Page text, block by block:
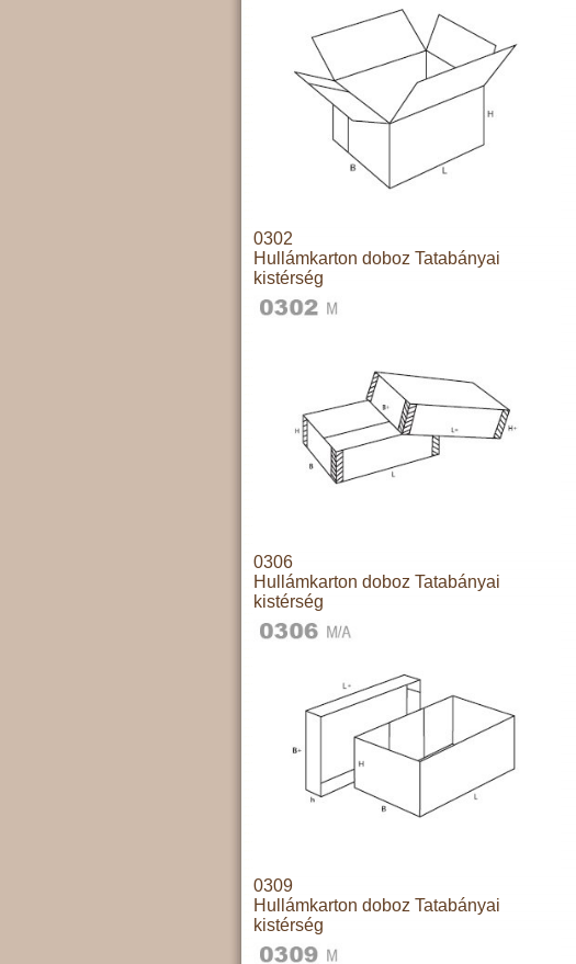
0302
Hullámkarton doboz Tatabányai
kistérség
0306
Hullámkarton doboz Tatabányai
kistérség
0309
Hullámkarton doboz Tatabányai
kistérség